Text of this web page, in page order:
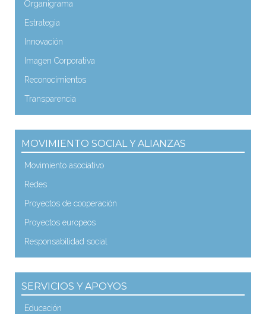
Organigrama
Estrategia
Innovación
Imagen Corporativa
Reconocimientos
Transparencia
MOVIMIENTO SOCIAL Y ALIANZAS
Movimiento asociativo
Redes
Proyectos de cooperación
Proyectos europeos
Responsabilidad social
SERVICIOS Y APOYOS
Educación